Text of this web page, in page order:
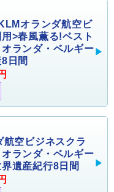
オランダ航空ビ
>春風薫る!ベスト
ランダ・ベルギー
日間
航空ビジネスクラ
ランダ・ベルギー
遺産紀行8日間